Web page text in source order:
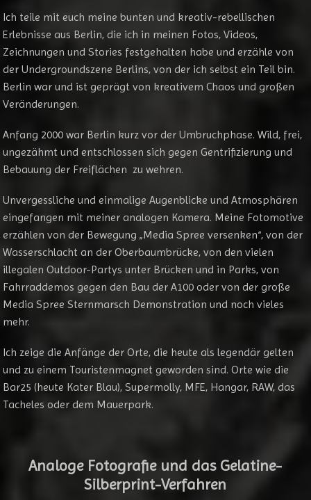
Ich teile mit euch meine bunten und kreativ-rebellischen
Erlebnisse aus Berlin, die ich in meinen Fotos, Videos,
Zeichnungen und Stories festgehalten habe und erzähle von
der Undergroundszene Berlins, von der ich selbst ein Teil bin.
Berlin war und ist geprägt von kreativem Chaos und großen
Veränderungen.
Anfang 2000 war Berlin kurz vor der Umbruchphase. Wild, frei,
ungezähmt und entschlossen sich gegen Gentrifizierung und
Bebauung der Freiflächen zu wehren.
Unvergessliche und einmalige Augenblicke und Atmosphären
eingefangen mit meiner analogen Kamera. Meine Fotomotive
erzählen von der Bewegung „Media Spree versenken“, von der
Wasserschlacht an der Oberbaumbrücke, von den vielen
illegalen Outdoor-Partys unter Brücken und in Parks, von
Fahrraddemos gegen den Bau der A100 oder von der große
Media Spree Sternmarsch Demonstration und noch vieles
mehr.
Ich zeige die Anfänge der Orte, die heute als legendär gelten
und zu einem Touristenmagnet geworden sind. Orte wie die
Bar25 (heute Kater Blau), Supermolly, MFE, Hangar, RAW, das
Tacheles oder dem Mauerpark.
Analoge Fotografie und das Gelatine-
Silberprint-Verfahren